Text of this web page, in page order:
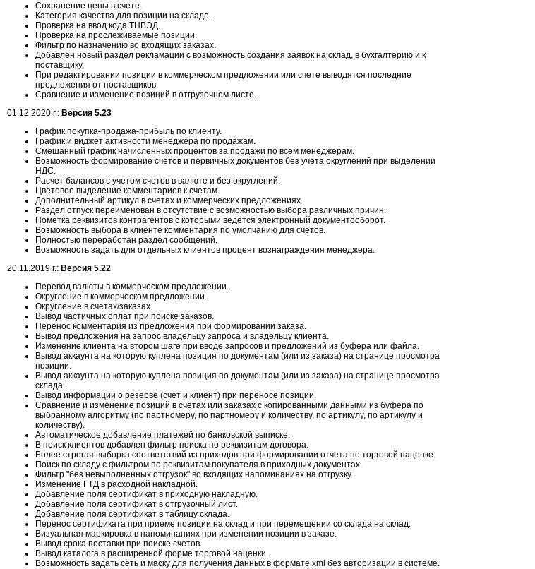
Сохранение цены в счете.
Категория качества для позиции на складе.
Проверка на ввод кода ТНВЭД.
Проверка на прослеживаемые позиции.
Фильтр по назначению во входящих заказах.
Добавлен новый раздел рекламации с возможность создания заявок на склад, в бухгалтерию и к
поставщику.
При редактировании позиции в коммерческом предложении или счете выводятся последние
предложения от поставщиков.
Сравнение и изменение позиций в отгрузочном листе.
01.12.2020 г.: Версия 5.23
График покупка-продажа-прибыль по клиенту.
График и виджет активности менеджера по продажам.
Смешанный график начисленных процентов за продажи по всем менеджерам.
Возможность формирование счетов и первичных документов без учета округлений при выделении
НДС.
Расчет балансов с учетом счетов в валюте и без округлений.
Цветовое выделение комментариев к счетам.
Дополнительный артикул в счетах и коммерческих предложениях.
Раздел отпуск переименован в отсутствие с возможностью выбора различных причин.
Пометка реквизитов контрагентов с которыми ведется электронный документооборот.
Возможность выбора в клиенте комментария по умолчанию для счетов.
Полностью переработан раздел сообщений.
Возможность задать для отдельных клиентов процент вознаграждения менеджера.
20.11.2019 г.: Версия 5.22
Перевод валюты в коммерческом предложении.
Округление в коммерческом предложении.
Округление в счетах/заказах.
Вывод частичных оплат при поиске заказов.
Перенос комментария из предложения при формировании заказа.
Вывод предложения на запрос владельцу запроса и владельцу клиента.
Изменение клиента на втором шаге при вводе запросов и предложений из буфера или файла.
Вывод аккаунта на которую куплена позиция по документам (или из заказа) на странице просмотра
позиции.
Вывод аккаунта на которую куплена позиция по документам (или из заказа) на странице просмотра
склада.
Вывод информации о резерве (счет и клиент) при переносе позиции.
Сравнение и изменение позиций в счетах или заказах с копированными данными из буфера по
выбранному алгоритму (по партномеру, по партномеру и количеству, по артикулу, по артикулу и
количеству).
Автоматическое добавление платежей по банковской выписке.
В поиск клиентов добавлен фильтр поиска по реквизитам договора.
Более строгая выборка соответствий из приходов при формировании отчета по торговой наценке.
Поиск по складу с фильтром по реквизитам покупателя в приходных документах.
Фильтр "без невыполненных отгрузок" во входящих напоминаниях на отгрузку.
Изменение ГТД в расходной накладной.
Добавление поля сертификат в приходную накладную.
Добавление поля сертификат в отгрузочный лист.
Добавление поля сертификат в таблицу склада.
Перенос сертификата при приеме позиции на склад и при перемещении со склада на склад.
Визуальная маркировка в напоминаниях при изменении позиции в заказе.
Вывод срока поставки при поиске счетов.
Вывод каталога в расширенной форме торговой наценки.
Возможность задать сеть и маску для получения данных в формате xml без авторизации в системе.